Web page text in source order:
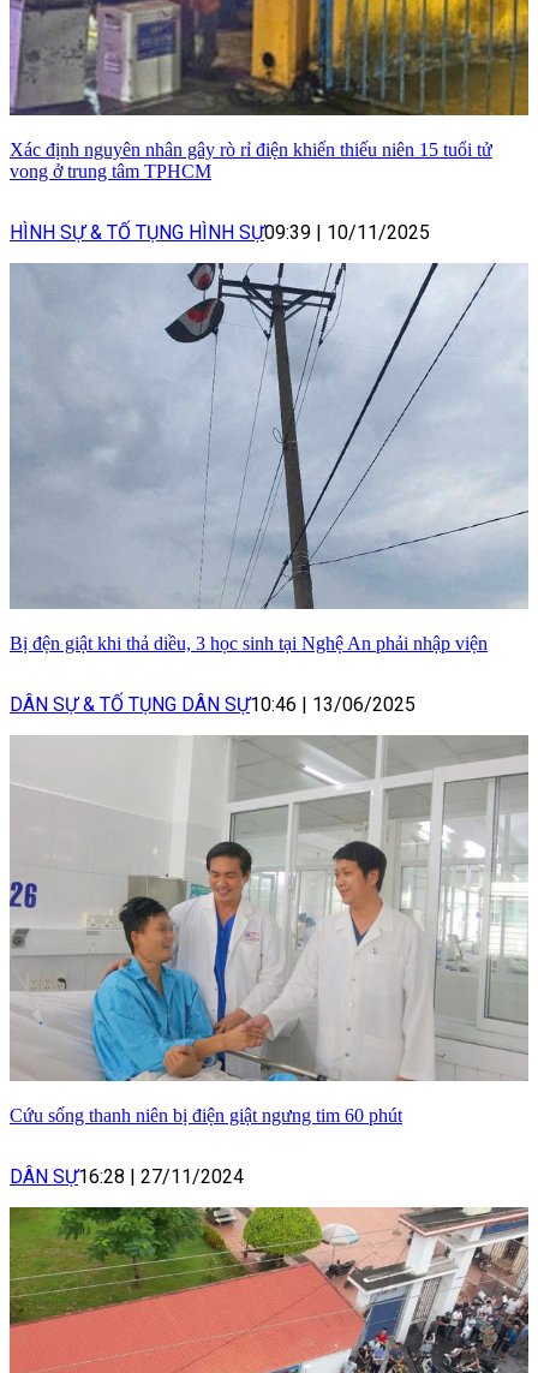
Xác định nguyên nhân gây rò rỉ điện khiến thiếu niên 15 tuổi tử
vong ở trung tâm TPHCM
HÌNH SỰ & TỐ TỤNG HÌNH SỰ09:39 | 10/11/2025
Bị đện giật khi thả diều, 3 học sinh tại Nghệ An phải nhập viện
DÂN SỰ & TỐ TỤNG DÂN SỰ10:46 | 13/06/2025
Cứu sống thanh niên bị điện giật ngưng tim 60 phút
DÂN SỰ16:28 | 27/11/2024